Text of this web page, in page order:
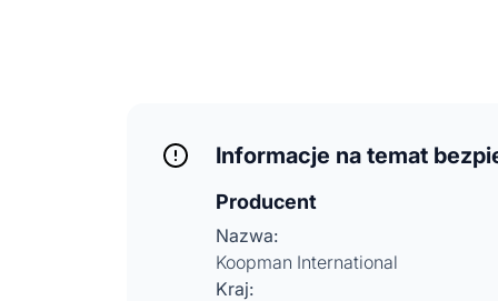
Informacje na temat
Producent
Nazwa:
Koopman International
Kraj: